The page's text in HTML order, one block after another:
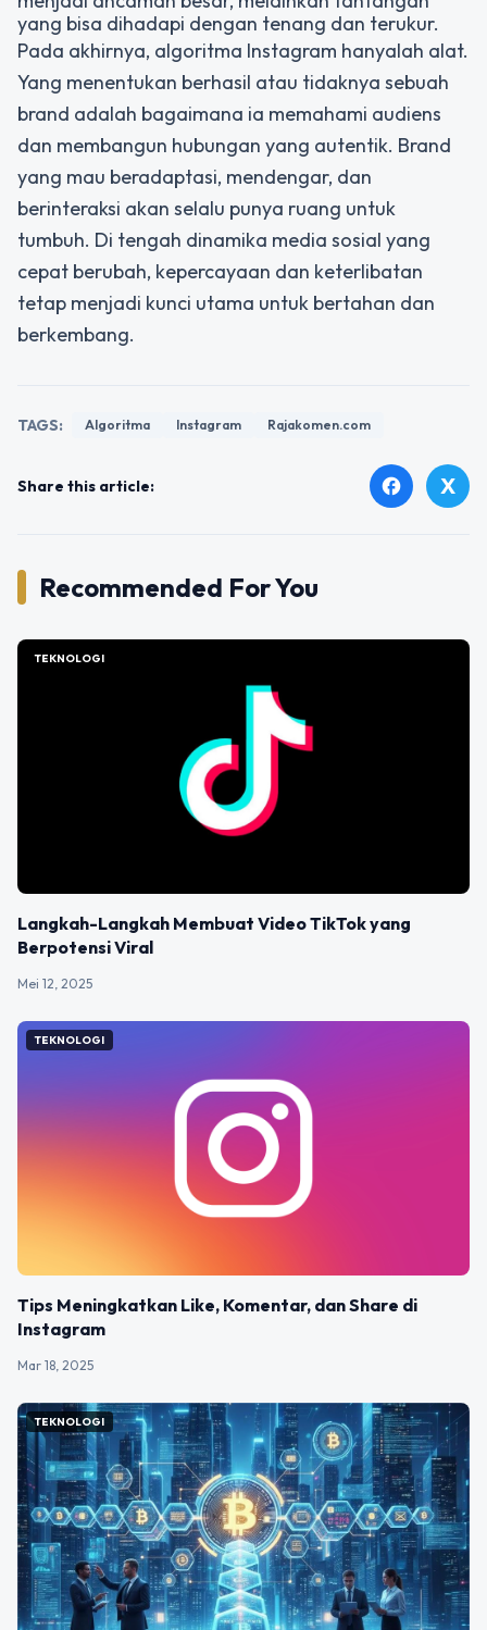
yang bisa dihadapi dengan tenang dan terukur.
Pada akhirnya, algoritma Instagram hanyalah alat.
Yang menentukan berhasil atau tidaknya sebuah
brand adalah bagaimana ia memahami audiens
dan membangun hubungan yang autentik. Brand
yang mau beradaptasi, mendengar, dan
berinteraksi akan selalu punya ruang untuk
tumbuh. Di tengah dinamika media sosial yang
cepat berubah, kepercayaan dan keterlibatan
tetap menjadi kunci utama untuk bertahan dan
berkembang.
TAGS: Algoritma Instagram Rajakomen.com
Share this article: facebook X
Recommended For You
TEKNOLOGI
Langkah-Langkah Membuat Video TikTok yang
Berpotensi Viral
Mei 12, 2025
TEKNOLOGI
Tips Meningkatkan Like, Komentar, dan Share di
Instagram
Mar 18, 2025
TEKNOLOGI